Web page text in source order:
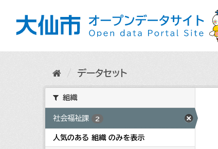
データセット
組織
社会福祉課 2
人気のある 組織 のみを表示